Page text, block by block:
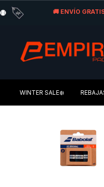
🚚 ENVÍO
WINTER SALE❄️